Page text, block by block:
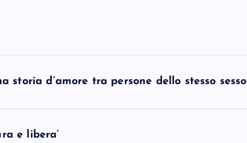
storia d’amore tra persone dello stesso sesso
e libera’